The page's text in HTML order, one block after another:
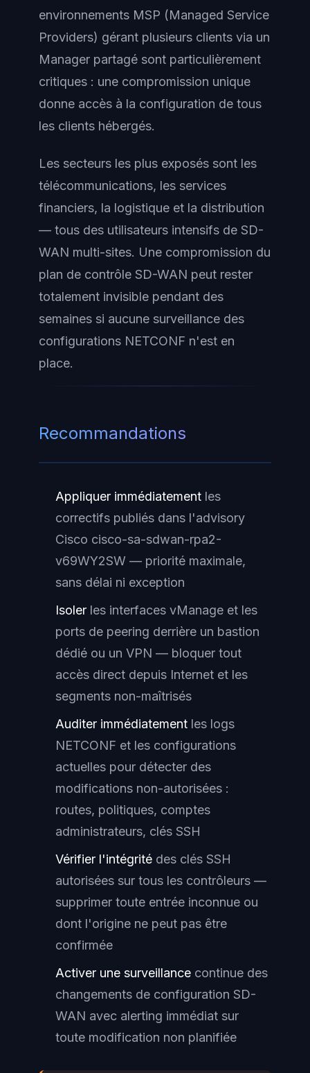
environnements MSP (Managed Service
Providers) gérant plusieurs clients via un
Manager partagé sont particulièrement
critiques : une compromission unique
donne accès à la configuration de tous
les clients hébergés.
Les secteurs les plus exposés sont les
télécommunications, les services
financiers, la logistique et la distribution
— tous des utilisateurs intensifs de SD-
WAN multi-sites. Une compromission du
plan de contrôle SD-WAN peut rester
totalement invisible pendant des
semaines si aucune surveillance des
configurations NETCONF n'est en
place.
Recommandations
Appliquer immédiatement les
correctifs publiés dans l'advisory
Cisco cisco-sa-sdwan-rpa2-
v69WY2SW — priorité maximale,
sans délai ni exception
Isoler les interfaces vManage et les
ports de peering derrière un bastion
dédié ou un VPN — bloquer tout
accès direct depuis Internet et les
segments non-maîtrisés
Auditer immédiatement les logs
NETCONF et les configurations
actuelles pour détecter des
modifications non-autorisées :
routes, politiques, comptes
administrateurs, clés SSH
Vérifier l'intégrité des clés SSH
autorisées sur tous les contrôleurs —
supprimer toute entrée inconnue ou
dont l'origine ne peut pas être
confirmée
Activer une surveillance continue des
changements de configuration SD-
WAN avec alerting immédiat sur
toute modification non planifiée